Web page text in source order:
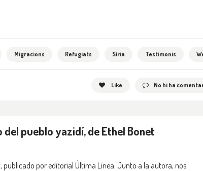
Migracions Refugiats Síria Testimonis
Like No hi ha
pueblo yazidí, de Ethel Bonet
publicado por editorial Última Línea. Junto a la autora, nos